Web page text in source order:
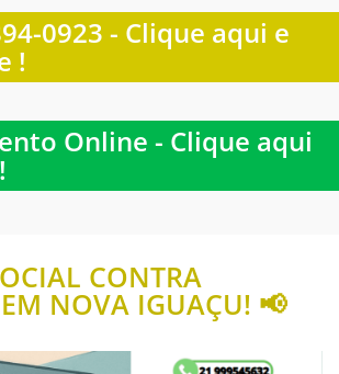
0923 - Clique aqui e
!
Online - Clique aqui
CONTRA
NOVA IGUAÇU! 📢